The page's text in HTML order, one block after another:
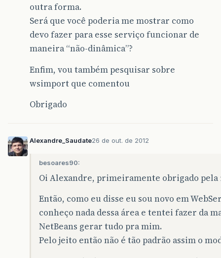
outra forma.
Será que você poderia me mostrar como
devo fazer para esse serviço funcionar de
maneira “não-dinâmica”?
Enfim, vou também pesquisar sobre
wsimport que comentou
Obrigado
Alexandre_Saudate26 de out. de 2012
besoares90:
Oi Alexandre, primeiramente obrigado pela
Então, como eu disse eu sou novo em
conheço nada dessa área e tentei fazer da
NetBeans gerar tudo pra mim.
Pelo jeito então não é tão padrão assim o